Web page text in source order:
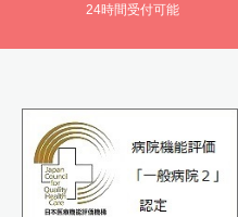
24時間受付可能